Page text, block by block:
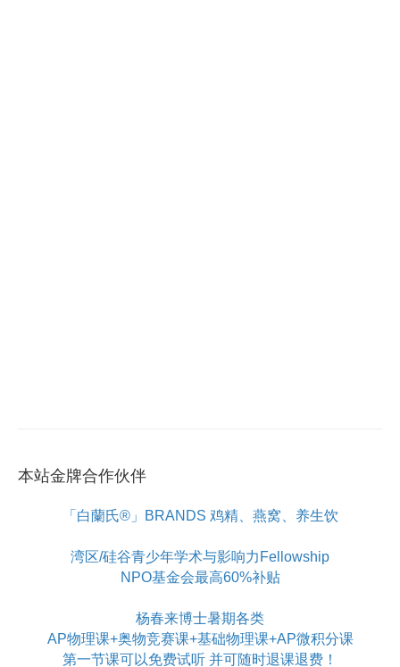
本站金牌合作伙伴
「白蘭氏®」BRANDS 鸡精、燕窝、养生饮
湾区/硅谷青少年学术与影响力Fellowship
NPO基金会最高60%补贴
杨春来博士暑期各类
AP物理课+奥物竞赛课+基础物理课+AP微积分课
第一节课可以免费试听 并可随时退课退费！